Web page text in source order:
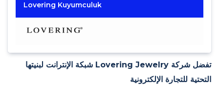
Lovering Kuyumculuk
تفضل شركة Lovering Jewelry شبكة الإنترانت لبنيتها
التحتية للتجارة الإلكترونية